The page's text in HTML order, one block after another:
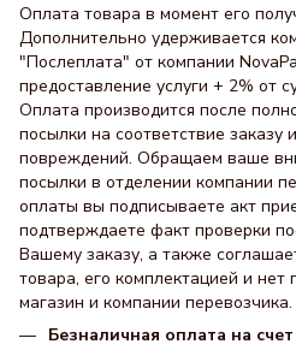
Оплата товара в момент его
Дополнительно удерживается
"Послеплата" от компании
предоставление услуги + 2% от
Оплата производится после
посылки на соответствие заказу
повреждений. Обращаем ваше
посылки в отделении компании
оплаты вы подписываете акт
подтверждаете факт проверки
Вашему заказу, а также
товара, его комплектацией и нет
магазин и компании перевозчика.
Безналичная оплата на